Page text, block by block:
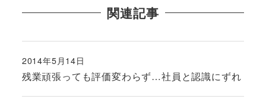
関連記事
残業頑張っても評価変わらず…社員と認識にずれ
投稿日
2014年5月14日